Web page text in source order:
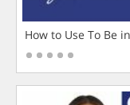
How to Use To Be